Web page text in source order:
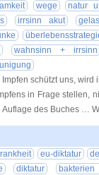
wege
natur
irrsinn akut
wahnsinn + irrsinn
schützt uns,
in Frage stellen,
Auflage des Buches …
eu-diktatur
diktatur